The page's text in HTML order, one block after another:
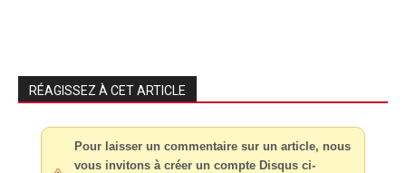
RÉAGISSEZ À CET ARTICLE
Pour laisser un commentaire sur un article, nous
vous invitons à créer un compte Disqus ci-